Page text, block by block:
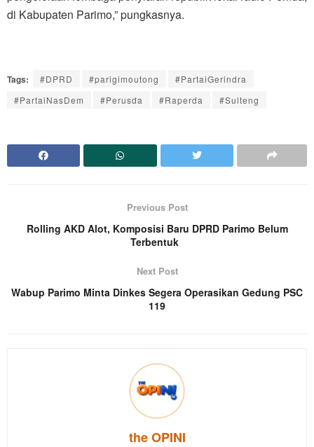
di Kabupaten Parimo,” pungkasnya.
Tags: #DPRD #parigimoutong
#PartaiGerindra
#PartaiNasDem
#Perusda #Raperda #Sulteng
Previous Post
Rolling AKD Alot, Komposisi Baru DPRD Parimo Belum
Terbentuk
Next Post
Wabup Parimo Minta Dinkes Segera Operasikan Gedung PSC
119
the OPINI